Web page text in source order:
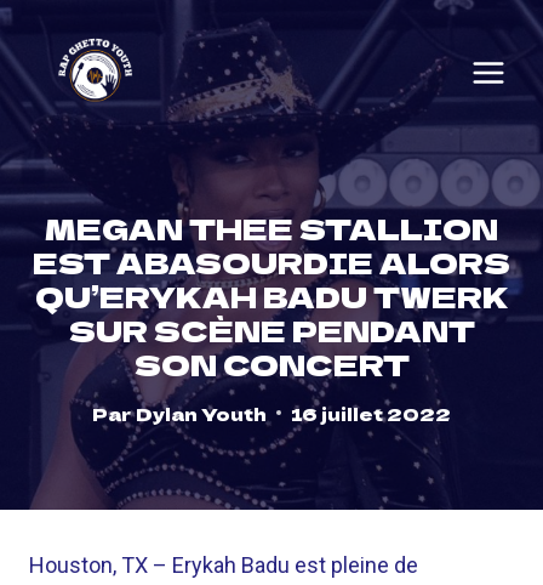
Skip
to
content
MEGAN THEE STALLION
EST ABASOURDIE ALORS
QU’ERYKAH BADU TWERK
SUR SCÈNE PENDANT
SON CONCERT
Par Dylan Youth 16 juillet 2022
Houston, TX – Erykah Badu est pleine de